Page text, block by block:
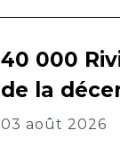
40 000
de la
03 août 2026